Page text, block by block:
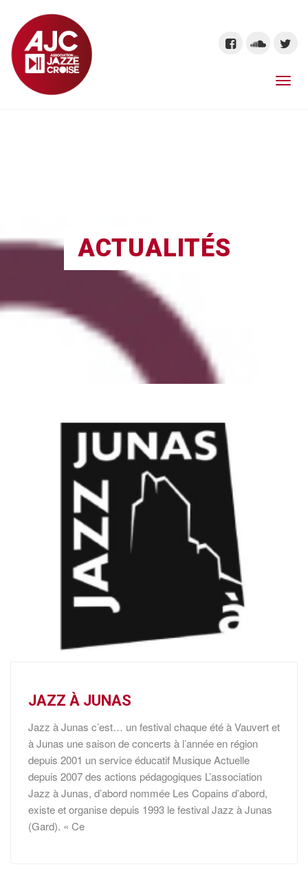
ACTUALITÉS
JAZZ À JUNAS
Jazz à Junas c’est… un festival chaque été à Vauvert et
à Junas une saison de concerts à l’année en région
depuis 2001 un service éducatif Musique Actuelle
depuis 2007 des actions pédagogiques L’association
Jazz à Junas, d’abord nommée Les Copains d’abord,
existe et organise depuis 1993 le festival Jazz à Junas
(Gard). « Ce